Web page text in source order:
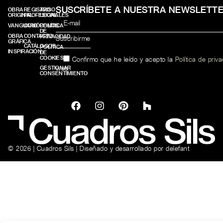
OBRA
ORIGINAL
VANGUARD
OBRA
GRÁFICA
INSPIRACIÓN
REGISTRO
PROFESIONALES
CONÓCENOS
CONTACTO
CATÁLOGOS
AVISO
LEGAL
POLÍTICA
DE
PRIVACIDAD
POLÍTICA
DE
COOKIES
GESTIONAR
CONSENTIMIENTO
SUSCRÍBETE A NUESTRA
Confirmo que he leído y acepto la Política de
web.
© 2026 | Cuadros Sils | Diseñado y desarrollado por delefant